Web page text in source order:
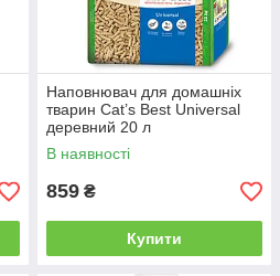
Наповнювач для домашніх
тварин Cat’s Best Universal
деревний 20 л
В наявності
859 ₴
Купити